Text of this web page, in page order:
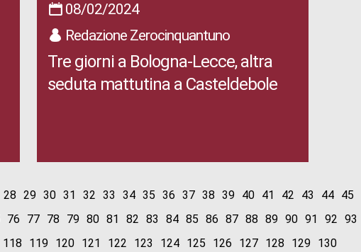
08/02/2024
Redazione Zerocinquantuno
Tre giorni a Bologna-Lecce, altra
seduta mattutina a Casteldebole
28 29 30 31 32 33 34 35 36 37 38 39 40 41 42 43 44 45
76 77 78 79 80 81 82 83 84 85 86 87 88 89 90 91 92 93
118 119 120 121 122 123 124 125 126 127 128 129 130